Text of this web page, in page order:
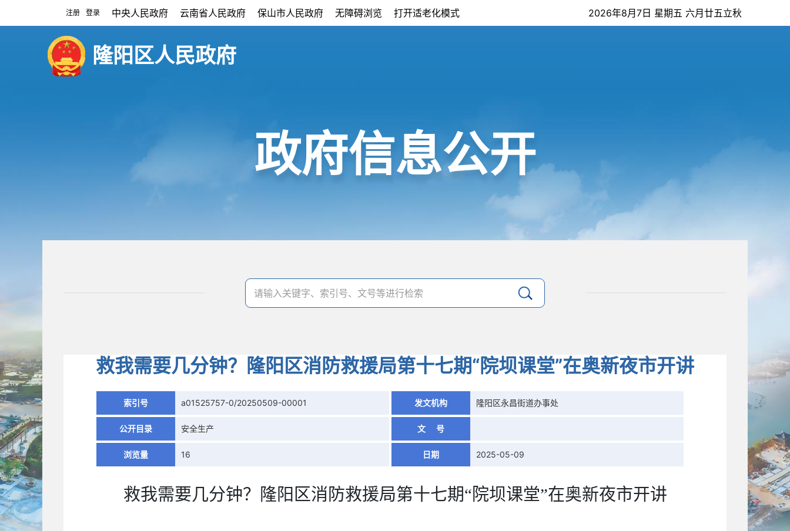
注册 登录 中央人民政府 云南省人民政府 保山市人民政府 无障碍浏览 打开适老化模式 2026年8月7日 星期五 六月廿五立秋
隆阳区人民政府
政府信息公开
救我需要几分钟？隆阳区消防救援局第十七期“院坝课堂”在奥新夜市开讲
索引号 a01525757-0/20250509-00001 发文机构 隆阳区永昌街道办事处
公开目录 安全生产 文 号
浏览量 16 日期 2025-05-09
救我需要几分钟？隆阳区消防救援局第十七期“院坝课堂”在奥新夜市开讲